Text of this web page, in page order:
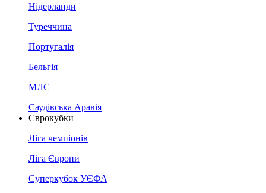
Нідерланди
Туреччина
Португалія
Бельгія
МЛС
Саудівська Аравія
Єврокубки
Ліга чемпіонів
Ліга Європи
Суперкубок УЄФА